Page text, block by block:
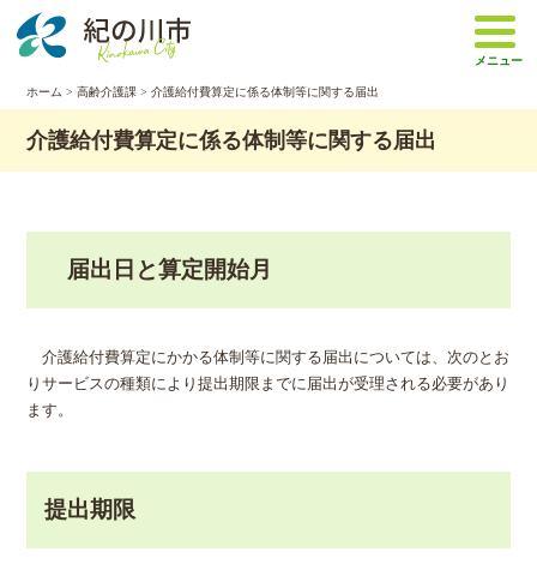
メニュー
ホーム >高齢介護課 > 介護給付費算定に係る体制等に関する届出
介護給付費算定に係る体制等に関する届出
届出日と算定開始月
介護給付費算定にかかる体制等に関する届出については、次のとお
りサービスの種類により提出期限までに届出が受理される必要があり
ます。
提出期限